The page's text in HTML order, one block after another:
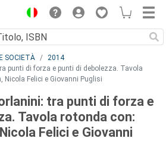
SOCIETÀ
2014
punti di forza e punti di debolezza. Tavola
Nicola Felici e Giovanni Puglisi
tra punti di forza e
Tavola rotonda con:
Felici e Giovanni